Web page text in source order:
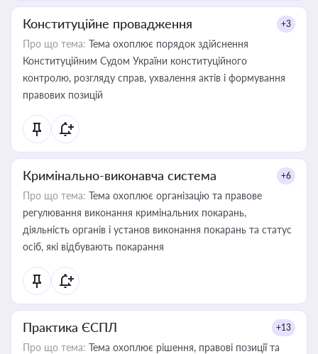
Конституційне провадження +3
Про що тема: Тема охоплює порядок здійснення
Конституційним Судом України конституційного
контролю, розгляду справ, ухвалення актів і формування
правових позицій
Кримінально-виконавча система +6
Про що тема: Тема охоплює організацію та правове
регулювання виконання кримінальних покарань,
діяльність органів і установ виконання покарань та статус
осіб, які відбувають покарання
Практика ЄСПЛ +13
Про що тема: Тема охоплює рішення, правові позиції та